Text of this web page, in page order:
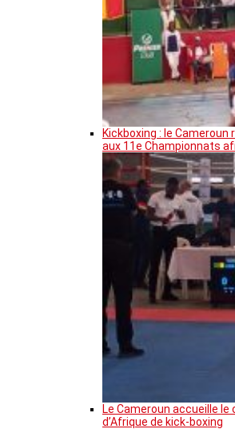
Kickboxing : le
aux 11e Championnats
Le Cameroun accueille
d’Afrique de kick-boxing